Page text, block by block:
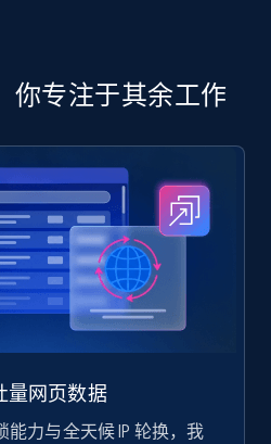
你专注于其余工作
量网页数据
力与全天候 IP 轮换，我